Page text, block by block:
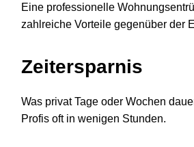
Eine professionelle
zahlreiche Vorteile gegenüber der
Zeitersparnis
Was privat Tage oder Wochen
Profis oft in wenigen Stunden.